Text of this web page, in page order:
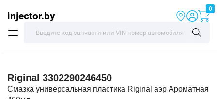
injector.by
0
Riginal 3302290246450
Смазка универсальная пластика Riginal аэр Ароматная